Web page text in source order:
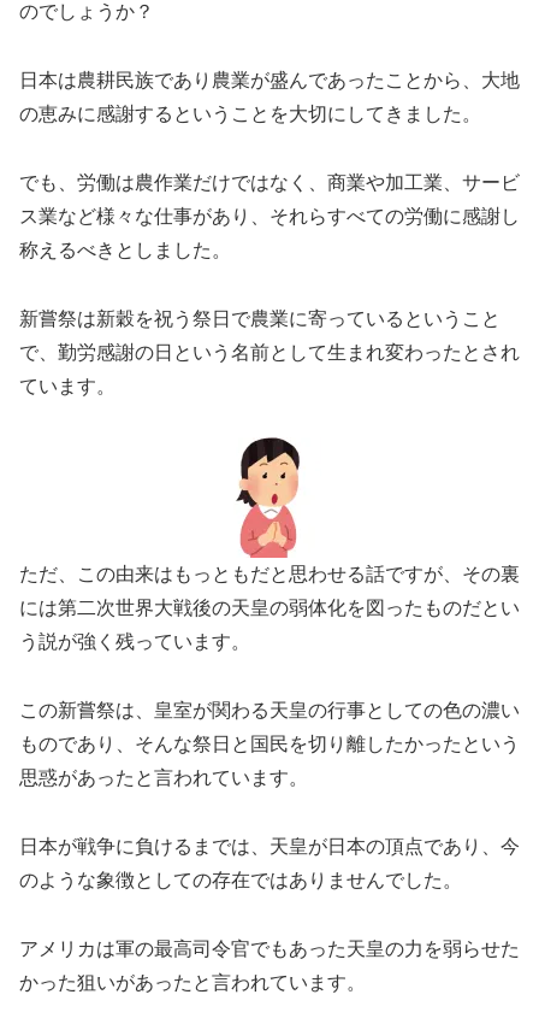
のでしょうか？
日本は農耕民族であり農業が盛んであったことから、大地
の恵みに感謝するということを大切にしてきました。
でも、労働は農作業だけではなく、商業や加工業、サービ
ス業など様々な仕事があり、それらすべての労働に感謝し
称えるべきとしました。
新嘗祭は新穀を祝う祭日で農業に寄っているということ
で、勤労感謝の日という名前として生まれ変わったとされ
ています。
ただ、この由来はもっともだと思わせる話ですが、その裏
には第二次世界大戦後の天皇の弱体化を図ったものだとい
う説が強く残っています。
この新嘗祭は、皇室が関わる天皇の行事としての色の濃い
ものであり、そんな祭日と国民を切り離したかったという
思惑があったと言われています。
日本が戦争に負けるまでは、天皇が日本の頂点であり、今
のような象徴としての存在ではありませんでした。
アメリカは軍の最高司令官でもあった天皇の力を弱らせた
かった狙いがあったと言われています。